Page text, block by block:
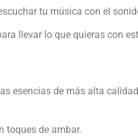
tu música con el
llevar lo que quieras con
esencias de más alta
toques de ambar.